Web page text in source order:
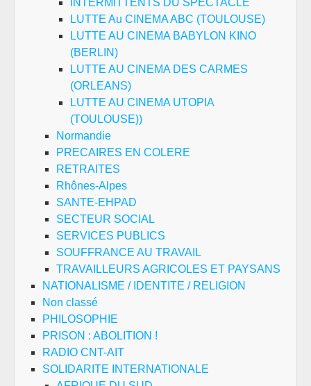
LUTTE Au CINEMA ABC (TOULOUSE)
LUTTE AU CINEMA BABYLON KINO
(BERLIN)
LUTTE AU CINEMA DES CARMES
(ORLEANS)
LUTTE AU CINEMA UTOPIA
(TOULOUSE))
Normandie
PRECAIRES EN COLERE
RETRAITES
Rhônes-Alpes
SANTE-EHPAD
SECTEUR SOCIAL
SERVICES PUBLICS
SOUFFRANCE AU TRAVAIL
TRAVAILLEURS AGRICOLES ET PAYSANS
NATIONALISME / IDENTITE / RELIGION
Non classé
PHILOSOPHIE
PRISON : ABOLITION !
RADIO CNT-AIT
SOLIDARITE INTERNATIONALE